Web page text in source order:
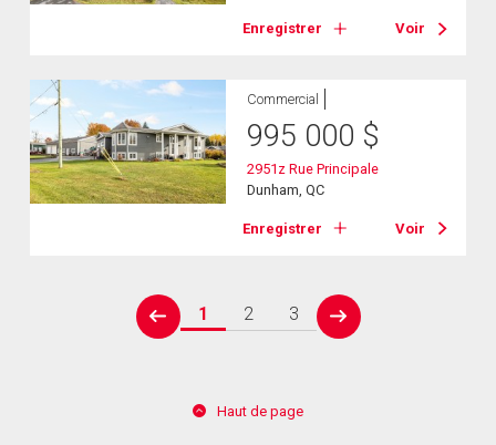
Enregistrer Voir
Commercial
995 000 $
2951z Rue Principale
Dunham, QC
Enregistrer Voir
prev
1 2 3
next
Haut de page